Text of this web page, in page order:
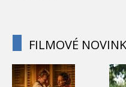
FILMOVÉ